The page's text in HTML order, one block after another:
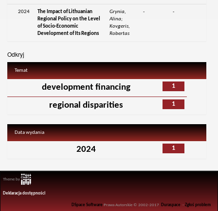
2024
The Impact of Lithuanian
Regional Policy on the Level
of Socio-Economic
Development of Its Regions
Grynia,
Alina;
Kovgeris,
Robertas
- -
Odkryj
Temat
1
development financing
1
regional disparities
Data wydania
1
2024
Theme by
Deklaracja dostępności
DSpace Software Prawa Autorskie © 2002-2017 Duraspace -Zgłoś problem